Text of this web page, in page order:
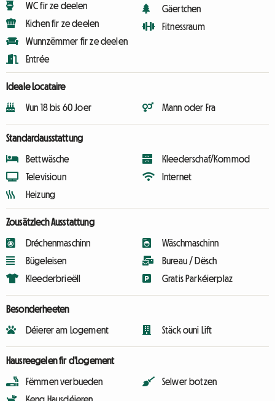
WC fir ze deelen
Kichen fir ze deelen
Wunnzëmmer fir ze deelen
Entrée
Gäertchen
Fitnessraum
Ideale Locataire
Vun 18 bis 60 Joer Mann oder Fra
Standardausstattung
Bettwäsche
Televisioun
Heizung
Kleederschaf/Kommod
Internet
Zousätzlech Ausstattung
Dréchenmaschinn
Bügeleisen
Kleederbrieëll
Wäschmaschinn
Bureau / Dësch
Gratis Parkéierplaz
Besonderheeten
Déierer am Logement Stäck ouni Lift
Hausreegelen fir d'Logement
Fëmmen verbueden
Selwer botzen